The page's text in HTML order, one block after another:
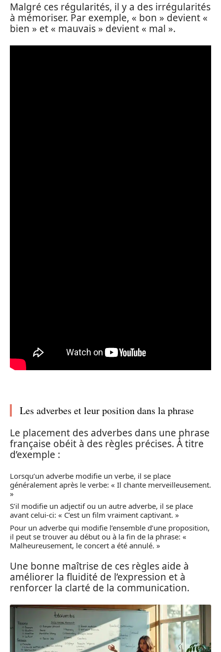
Malgré ces régularités, il y a des irrégularités
à mémoriser. Par exemple, « bon » devient «
bien » et « mauvais » devient « mal ».
Les adverbes et leur position dans la phrase
Le placement des adverbes dans une phrase
française obéit à des règles précises. À titre
d’exemple :
Lorsqu’un adverbe modifie un verbe, il se place
généralement après le verbe: « Il chante merveilleusement.
»
S’il modifie un adjectif ou un autre adverbe, il se place
avant celui-ci: « C’est un film vraiment captivant. »
Pour un adverbe qui modifie l’ensemble d’une proposition,
il peut se trouver au début ou à la fin de la phrase: «
Malheureusement, le concert a été annulé. »
Une bonne maîtrise de ces règles aide à
améliorer la fluidité de l’expression et à
renforcer la clarté de la communication.